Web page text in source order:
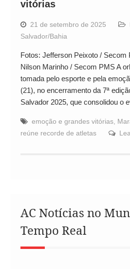
vitórias
21 de setembro de 2025
Salvador/Bahia
Fotos: Jefferson Peixoto / Secom
Nilson Marinho / Secom PMS A
tomada pelo esporte e pela
(21), no encerramento da 7ª
Salvador 2025, que consolidou o
emoção e grandes vitórias,
reúne recorde de atletas
AC Notícias no
Tempo Real